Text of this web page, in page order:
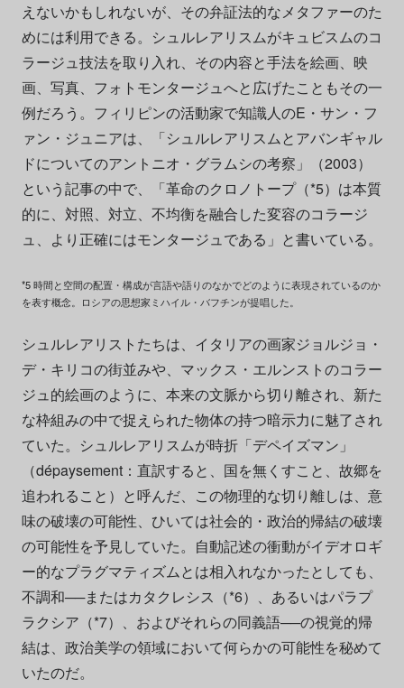
えないかもしれないが、その弁証法的なメタファーのた
めには利用できる。シュルレアリスムがキュビスムのコ
ラージュ技法を取り入れ、その内容と手法を絵画、映
画、写真、フォトモンタージュへと広げたこともその一
例だろう。フィリピンの活動家で知識人のE・サン・フ
ァン・ジュニアは、「シュルレアリスムとアバンギャル
ドについてのアントニオ・グラムシの考察」（2003）
という記事の中で、「革命のクロノトープ（*5）は本質
的に、対照、対立、不均衡を融合した変容のコラージ
ュ、より正確にはモンタージュである」と書いている。
*5 時間と空間の配置・構成が言語や語りのなかでどのように表現されているのか
を表す概念。ロシアの思想家ミハイル・バフチンが提唱した。
シュルレアリストたちは、イタリアの画家ジョルジョ・
デ・キリコの街並みや、マックス・エルンストのコラー
ジュ的絵画のように、本来の文脈から切り離され、新た
な枠組みの中で捉えられた物体の持つ暗示力に魅了され
ていた。シュルレアリスムが時折「デペイズマン」
（dépaysement：直訳すると、国を無くすこと、故郷を
追われること）と呼んだ、この物理的な切り離しは、意
味の破壊の可能性、ひいては社会的・政治的帰結の破壊
の可能性を予見していた。自動記述の衝動がイデオロギ
ー的なプラグマティズムとは相入れなかったとしても、
不調和──またはカタクレシス（*6）、あるいはパラプ
ラクシア（*7）、およびそれらの同義語──の視覚的帰
結は、政治美学の領域において何らかの可能性を秘めて
いたのだ。